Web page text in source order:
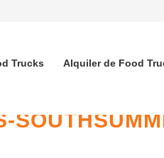
Trucks Alquiler de Food